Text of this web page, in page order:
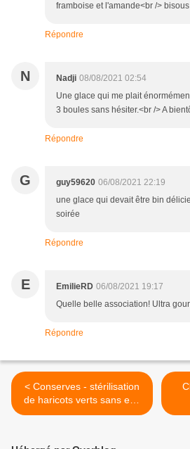
framboise et l'amande<br /> bisous
Répondre
N Nadji 08/08/2021 02:54
Une glace qui me plait
3 boules sans hésiter.<br /> A
Répondre
G guy59620 06/08/2021 22:19
une glace qui devait être bin
soirée
Répondre
E EmilieRD 06/08/2021 19:17
Quelle belle association! Ultra
Répondre
< Conserves - stérilisation
de haricots verts sans eau
et sans sel.